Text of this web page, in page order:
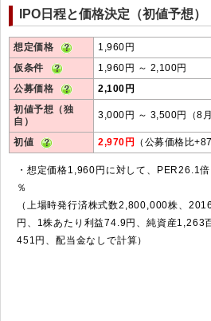
IPO日程と価格決定（初値予想）
想定価格
1,960円
仮条件
1,960円 ～ 2,100円
公募価格
2,100円
初値予想（独
自）
3,000円 ～ 3,500円（8月
初値 2,970円 （公募価格比
・想定価格1,960円に対して、PER26.1
％
（上場時発行済株式数2,800,000株、
円、1株あたり利益74.9円、純資産1,263
451円、配当金なしで計算）